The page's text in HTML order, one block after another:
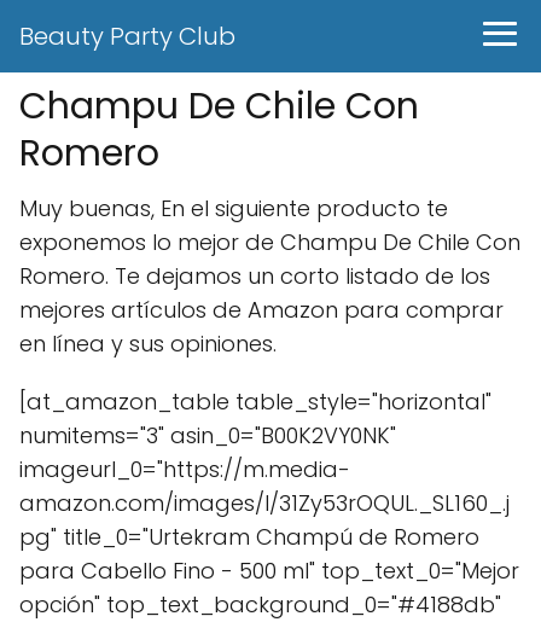
Beauty Party Club
Champu De Chile Con
Romero
Muy buenas, En el siguiente producto te
exponemos lo mejor de Champu De Chile Con
Romero. Te dejamos un corto listado de los
mejores artículos de Amazon para comprar
en línea y sus opiniones.
[at_amazon_table table_style="horizontal"
numitems="3" asin_0="B00K2VY0NK"
imageurl_0="https://m.media-
amazon.com/images/I/31Zy53rOQUL._SL160_.j
pg" title_0="Urtekram Champú de Romero
para Cabello Fino - 500 ml" top_text_0="Mejor
opción" top_text_background_0="#4188db"